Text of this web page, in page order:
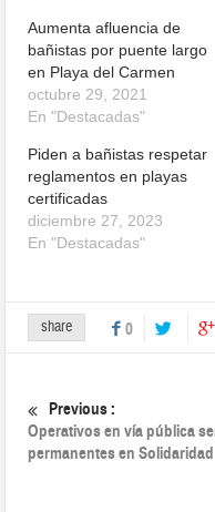
Aumenta afluencia de
bañistas por puente largo
en Playa del Carmen
octubre 29, 2021
En "Destacadas"
Piden a bañistas respetar
reglamentos en playas
certificadas
diciembre 27, 2023
En "Destacadas"
share 0
Previous :
Operativos en vía pública
permanentes en Solidaridad